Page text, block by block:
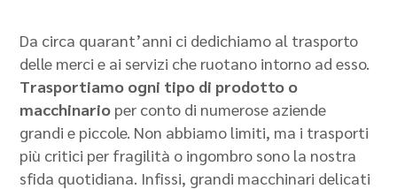
Da circa quarant’anni ci dedichiamo al trasporto
delle merci e ai servizi che ruotano intorno ad esso.
Trasportiamo ogni tipo di prodotto o
macchinario per conto di numerose aziende
grandi e piccole. Non abbiamo limiti, ma i trasporti
più critici per fragilità o ingombro sono la nostra
sfida quotidiana. Infissi, grandi macchinari delicati